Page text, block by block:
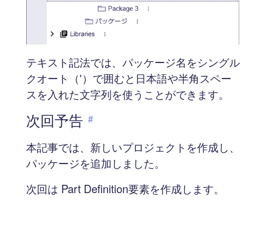
テキスト記法では、パッケージ名をシングル
クオート（'）で囲むと日本語や半角スペー
スを入れた文字列を使うことができます。
次回予告 #
本記事では、新しいプロジェクトを作成し、
パッケージを追加しました。
次回は Part Definition要素を作成します。